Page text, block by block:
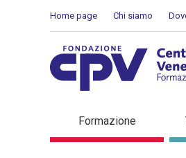
Home page Chi siamo
Proprietà
Formazione